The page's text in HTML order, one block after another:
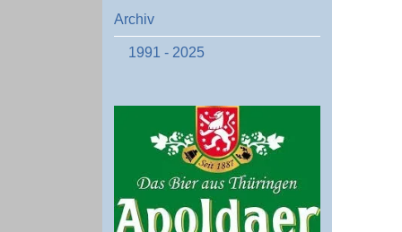
Archiv
1991 - 2025